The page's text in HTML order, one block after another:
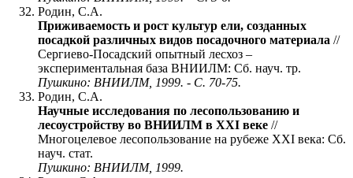
Родин, С.А.
Приживаемость и рост культур ели, созданных
посадкой различных видов посадочного материала //
Сергиево-Посадский опытный лесхоз –
экспериментальная база ВНИИЛМ: Сб. науч. тр.
Пушкино: ВНИИЛМ, 1999. - С. 70-75.
Родин, С.А.
Научные исследования по лесопользованию и
лесоустройству во ВНИИЛМ в ХХI веке //
Многоцелевое лесопользование на рубеже ХХI века: Сб.
науч. стат.
Пушкино: ВНИИЛМ, 1999.